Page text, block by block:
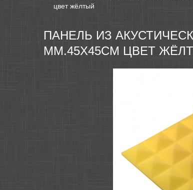
цвет жёлтый
ПАНЕЛЬ ИЗ
ММ.45Х45СМ ЦВЕТ